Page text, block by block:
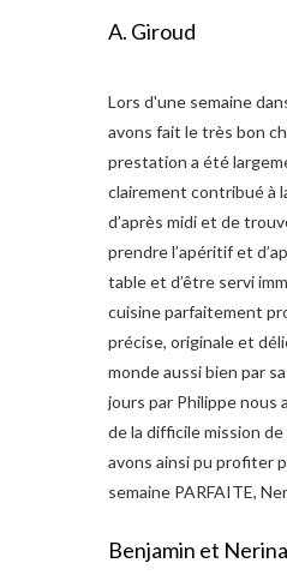
A. Giroud
Lors d'une semaine
avons fait le très bon
prestation a été
clairement contribué à
d’après midi et de
prendre l’apéritif et
table et d’être servi
cuisine parfaitement
précise, originale et
monde aussi bien par
jours par Philippe nous
de la difficile mission
avons ainsi pu profiter
semaine PARFAITE,
Benjamin et